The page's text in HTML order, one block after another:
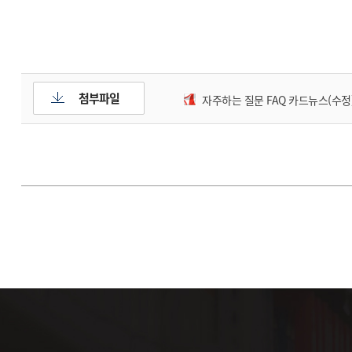
첨부파일 자주하는 질문 FAQ 카드뉴스(수